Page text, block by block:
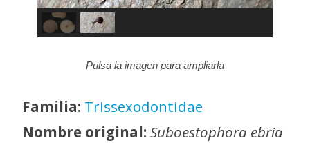
Pulsa la imagen para ampliarla
Familia: Trissexodontidae
Nombre original: Suboestophora ebria